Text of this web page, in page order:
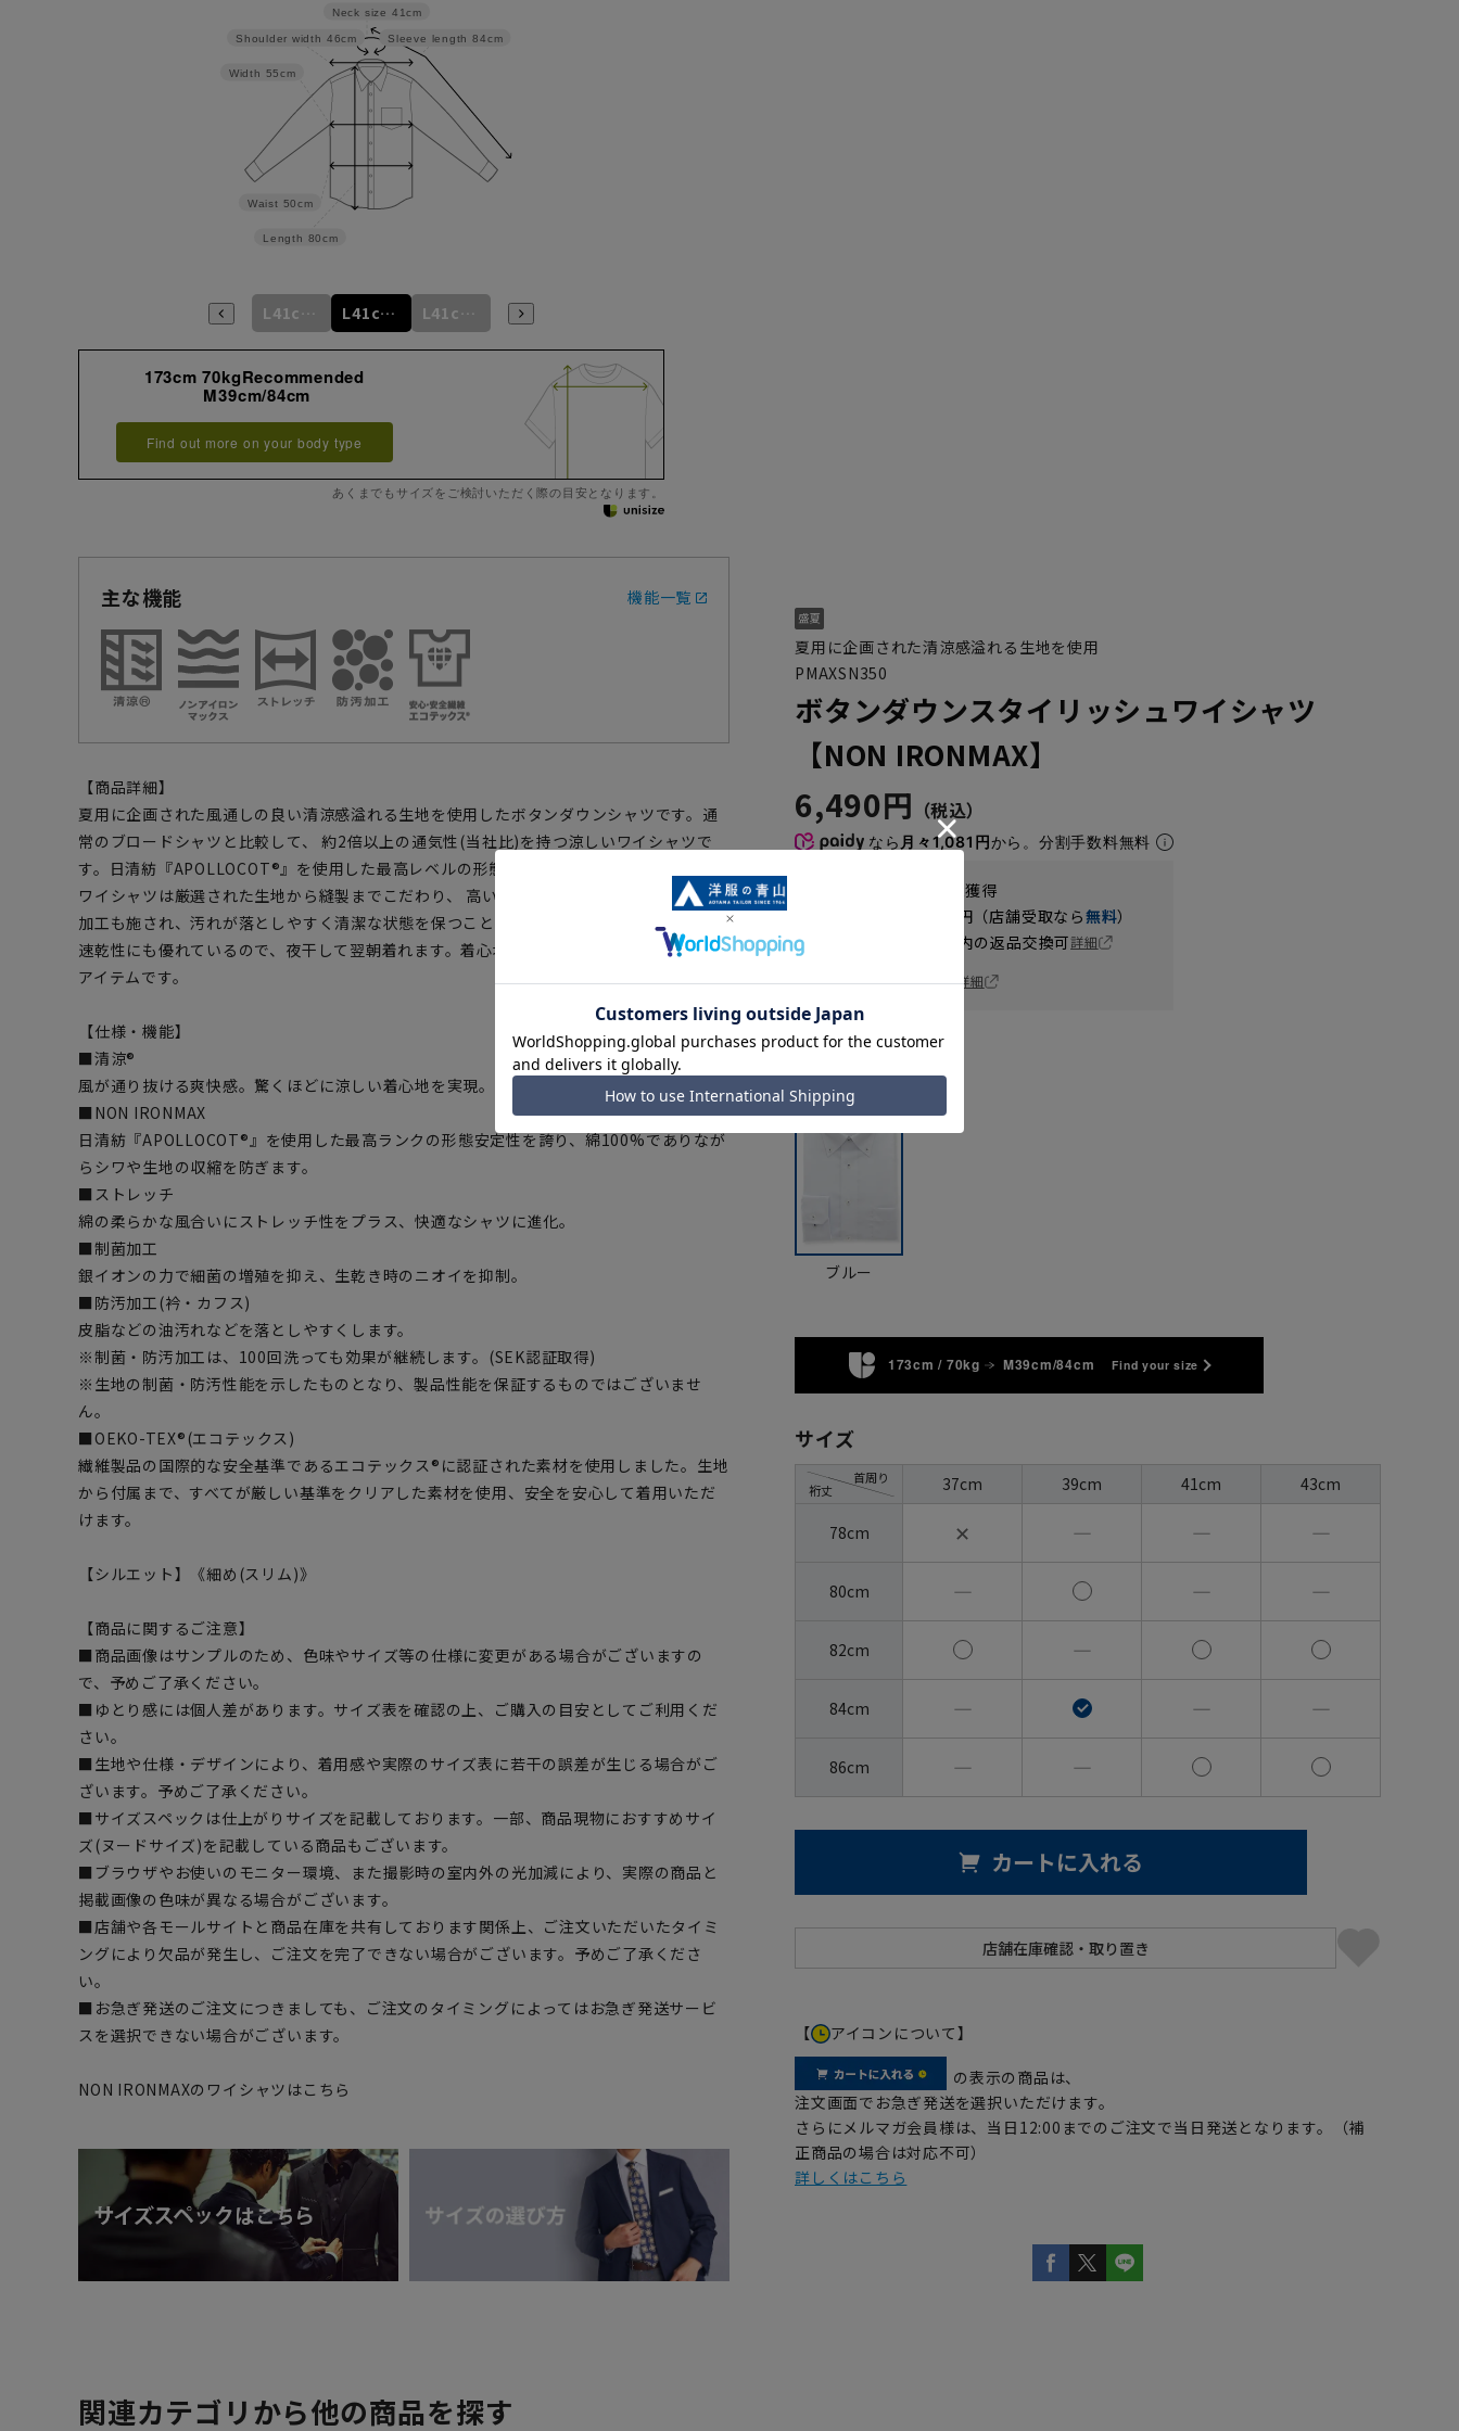
Sleeve length 84cm
Neck size 41cm
Length 80cm
Waist 50cm
Width 55cm
Shoulder width 46cm
L41cm/82cm L41cm/84cm L41cm/86cm
173cm 70kgRecommended
M39cm/84cm
Find out more on your body type
あくまでもサイズをご検討いただく際の目安となります。
主な機能 機能一覧
【商品詳細】
夏用に企画された風通しの良い清涼感溢れる生地を使用したボタンダウンシャツです。通
常のブロードシャツと比較して、 約2倍以上の通気性(当社比)を持つ涼しいワイシャツで
す。日清紡『APOLLOCOT®』を使用した最高レベルの形態安定性を持つ、 ノンアイロン
ワイシャツは厳選された生地から縫製までこだわり、 高い回復力を実現。防汚加工や制菌
加工も施され、汚れが落としやすく清潔な状態を保つことが出来ます。
速乾性にも優れているので、夜干して翌朝着れます。着心地・実用性を両立したおすすめ
アイテムです。
【仕様・機能】
■清涼®
風が通り抜ける爽快感。驚くほどに涼しい着心地を実現。
■NON IRONMAX
日清紡『APOLLOCOT®』を使用した最高ランクの形態安定性を誇り、綿100%でありなが
らシワや生地の収縮を防ぎます。
■ストレッチ
綿の柔らかな風合いにストレッチ性をプラス、快適なシャツに進化。
■制菌加工
銀イオンの力で細菌の増殖を抑え、生乾き時のニオイを抑制。
■防汚加工(衿・カフス)
皮脂などの油汚れなどを落としやすくします。
※制菌・防汚加工は、100回洗っても効果が継続します。(SEK認証取得)
※生地の制菌・防汚性能を示したものとなり、製品性能を保証するものではございませ
ん。
■OEKO-TEX®(エコテックス)
繊維製品の国際的な安全基準であるエコテックス®に認証された素材を使用しました。生地
から付属まで、すべてが厳しい基準をクリアした素材を使用、安全を安心して着用いただ
けます。
【シルエット】《細め(スリム)》
【商品に関するご注意】
■商品画像はサンプルのため、色味やサイズ等の仕様に変更がある場合がございますの
で、予めご了承ください。
■ゆとり感には個人差があります。サイズ表を確認の上、ご購入の目安としてご利用くだ
さい。
■生地や仕様・デザインにより、着用感や実際のサイズ表に若干の誤差が生じる場合がご
ざいます。予めご了承ください。
■サイズスペックは仕上がりサイズを記載しております。一部、商品現物におすすめサイ
ズ(ヌードサイズ)を記載している商品もございます。
■ブラウザやお使いのモニター環境、また撮影時の室内外の光加減により、実際の商品と
掲載画像の色味が異なる場合がございます。
■店舗や各モールサイトと商品在庫を共有しております関係上、ご注文いただいたタイミ
ングにより欠品が発生し、ご注文を完了できない場合がございます。予めご了承くださ
い。
■お急ぎ発送のご注文につきましても、ご注文のタイミングによってはお急ぎ発送サービ
スを選択できない場合がございます。
NON IRONMAXのワイシャツはこちら
夏用に企画された清涼感溢れる生地を使用
PMAXSN350
ボタンダウンスタイリッシュワイシャツ
【NON IRONMAX】
6,490円
なら 月々1,081円から。分割手数料無料
pt獲得
円（店舗受取なら無料）
日以内の返品交換可詳細
お届け日を調べる詳細
カラー
ブルー
173cm / 70kg M39cm/84cm Find your size
サイズ
裄丈
首周り 37cm 39cm 41cm 43cm
78cm ✕ ― ― ―
80cm ― ― ―
82cm ―
84cm ― ― ―
86cm ― ―
カートに入れる
【 アイコンについて】
の表示の商品は、
注文画面でお急ぎ発送を選択いただけます。
さらにメルマガ会員様は、当日12:00までのご注文で当日発送となります。（補
正商品の場合は対応不可）
詳しくはこちら
関連カテゴリから他の商品を探す